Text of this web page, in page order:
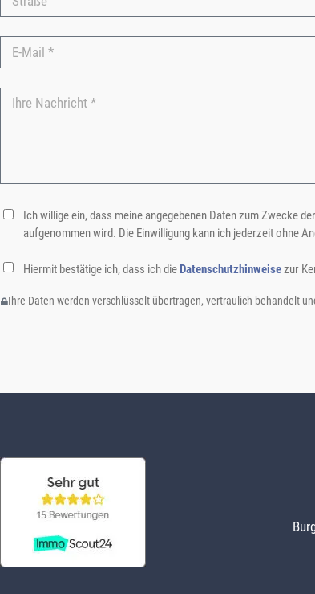
Ich willige ein, dass meine angegebenen Daten zum Zwecke
aufgenommen wird. Die Einwilligung kann ich jederzeit ohne
Hiermit bestätige ich, dass ich die Datenschutzhinweisezur
Ihre Daten werden verschlüsselt übertragen, vertraulich behandelt